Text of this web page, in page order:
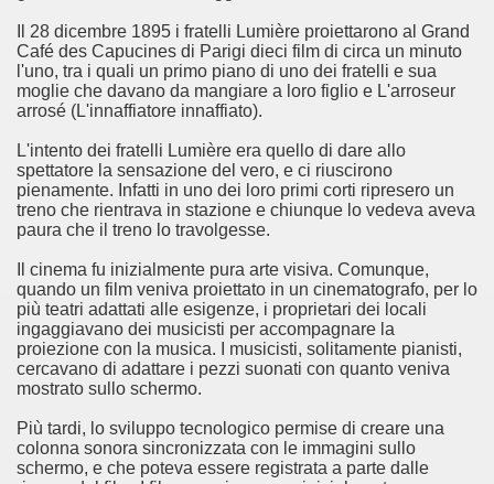
Il 28 dicembre 1895 i fratelli Lumière proiettarono al Grand
Café des Capucines di Parigi dieci film di circa un minuto
l'uno, tra i quali un primo piano di uno dei fratelli e sua
moglie che davano da mangiare a loro figlio e L'arroseur
arrosé (L'innaffiatore innaffiato).
L'intento dei fratelli Lumière era quello di dare allo
spettatore la sensazione del vero, e ci riuscirono
pienamente. Infatti in uno dei loro primi corti ripresero un
treno che rientrava in stazione e chiunque lo vedeva aveva
paura che il treno lo travolgesse.
Il cinema fu inizialmente pura arte visiva. Comunque,
quando un film veniva proiettato in un cinematografo, per lo
più teatri adattati alle esigenze, i proprietari dei locali
ingaggiavano dei musicisti per accompagnare la
proiezione con la musica. I musicisti, solitamente pianisti,
cercavano di adattare i pezzi suonati con quanto veniva
mostrato sullo schermo.
Più tardi, lo sviluppo tecnologico permise di creare una
colonna sonora sincronizzata con le immagini sullo
schermo, e che poteva essere registrata a parte dalle
Trilogia sulla morte